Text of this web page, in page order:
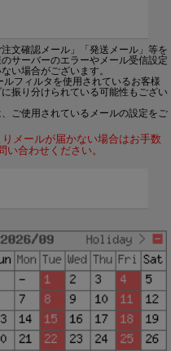
文確認メール」「発送メール」等を
サーバーのエラーやメール受信設定
い場合がございます。
フィルタを使用されているお客様
振り分けられている可能性もござい
ご使用されているメールの設定をご
メールが届かない場合はお手数
い合わせください。